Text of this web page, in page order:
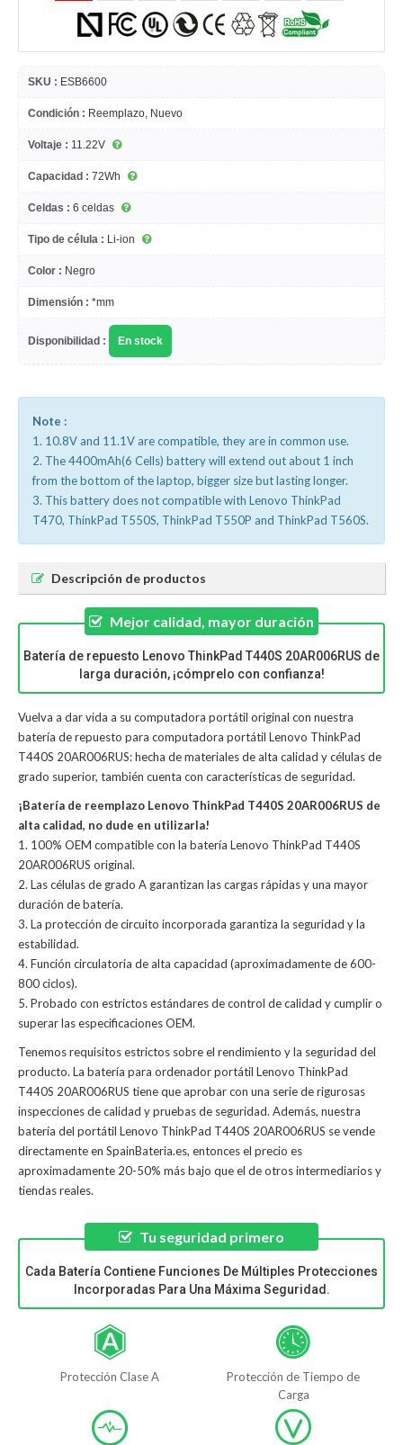
SKU : ESB6600
Condición : Reemplazo, Nuevo
Voltaje : 11.22V
Capacidad : 72Wh
Celdas : 6 celdas
Tipo de célula : Li-ion
Color : Negro
Dimensión : *mm
Disponibilidad : En stock
Note :
1. 10.8V and 11.1V are compatible, they are in common use.
2. The 4400mAh(6 Cells) battery will extend out about 1 inch
from the bottom of the laptop, bigger size but lasting longer.
3. This battery does not compatible with Lenovo ThinkPad
T470, ThinkPad T550S, ThinkPad T550P and ThinkPad T560S.
Descripción de productos
Mejor calidad, mayor duración
Batería de repuesto Lenovo ThinkPad T440S 20AR006RUS de
larga duración, ¡cómprelo con confianza!
Vuelva a dar vida a su computadora portátil original con nuestra
batería de repuesto para computadora portátil Lenovo ThinkPad
T440S 20AR006RUS: hecha de materiales de alta calidad y células de
grado superior, también cuenta con características de seguridad.
¡Batería de reemplazo Lenovo ThinkPad T440S 20AR006RUS de
alta calidad, no dude en utilizarla!
1. 100% OEM compatible con la batería Lenovo ThinkPad T440S
20AR006RUS original.
2. Las células de grado A garantizan las cargas rápidas y una mayor
duración de batería.
3. La protección de circuito incorporada garantiza la seguridad y la
estabilidad.
4. Función circulatoria de alta capacidad (aproximadamente de 600-
800 ciclos).
5. Probado con estrictos estándares de control de calidad y cumplir o
superar las especificaciones OEM.
Tenemos requisitos estrictos sobre el rendimiento y la seguridad del
producto. La batería para ordenador portátil Lenovo ThinkPad
T440S 20AR006RUS tiene que aprobar con una serie de rigurosas
inspecciones de calidad y pruebas de seguridad. Además, nuestra
batería del portátil Lenovo ThinkPad T440S 20AR006RUS se vende
directamente en SpainBateria.es, entonces el precio es
aproximadamente 20-50% más bajo que el de otros intermediarios y
tiendas reales.
Tu seguridad primero
Cada Batería Contiene Funciones De Múltiples Protecciones
Incorporadas Para Una Máxima Seguridad.
Protección Clase A
Protección de Tiempo de
Carga